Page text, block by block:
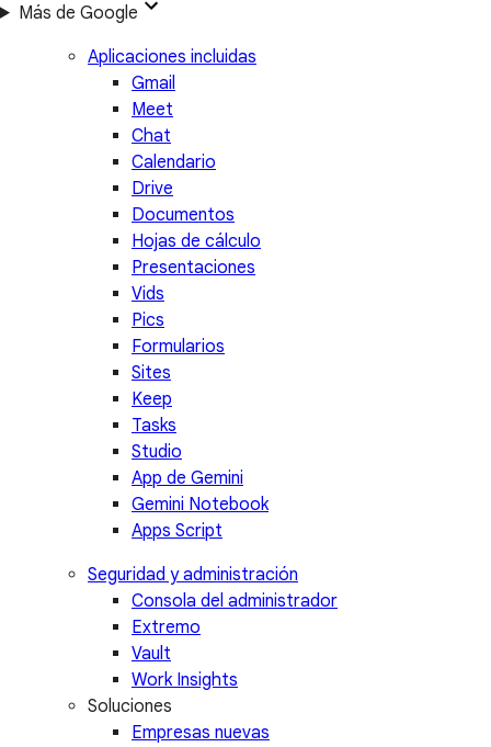
Más de Google
Aplicaciones incluidas
Gmail
Meet
Chat
Calendario
Drive
Documentos
Hojas de cálculo
Presentaciones
Vids
Pics
Formularios
Sites
Keep
Tasks
Studio
App de Gemini
Gemini Notebook
Apps Script
Seguridad y administración
Consola del administrador
Extremo
Vault
Work Insights
Soluciones
Empresas nuevas